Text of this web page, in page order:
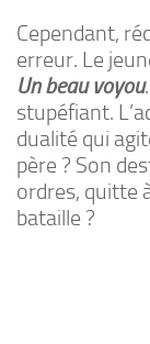
Cependant,
erreur. Le
Un beau voyou
stupéfiant.
dualité qui
père ? Son
ordres, quitte
bataille ?